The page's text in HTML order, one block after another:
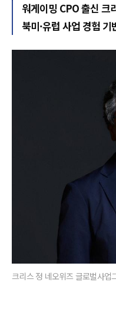
워게이밍 CPO 출신 크
북미·유럽 사업 경험
크리스 정 네오위즈 글로벌사업